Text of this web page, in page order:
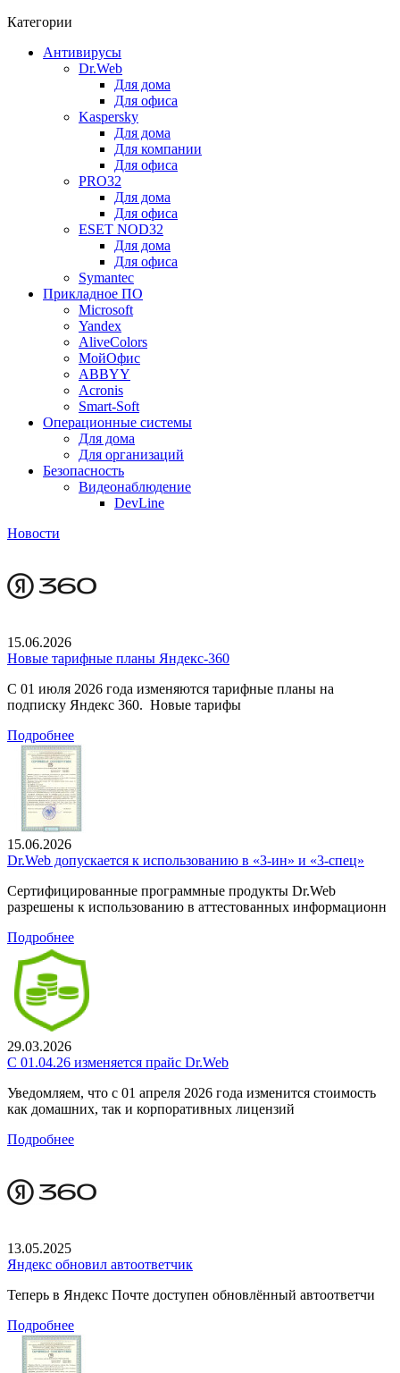
Категории
Антивирусы
Dr.Web
Для дома
Для офиса
Kaspersky
Для дома
Для компании
Для офиса
PRO32
Для дома
Для офиса
ESET NOD32
Для дома
Для офиса
Symantec
Прикладное ПО
Microsoft
Yandex
AliveColors
МойОфис
ABBYY
Acronis
Smart-Soft
Операционные системы
Для дома
Для организаций
Безопасность
Видеонаблюдение
DevLine
Новости
15.06.2026
Новые тарифные планы Яндекс-360
С 01 июля 2026 года изменяются тарифные планы на
подписку Яндекс 360. Новые тарифы
Подробнее
15.06.2026
Dr.Web допускается к использованию в «3-ин» и «3-спец»
Сертифицированные программные продукты Dr.Web
разрешены к использованию в аттестованных информационн
Подробнее
29.03.2026
С 01.04.26 изменяется прайс Dr.Web
Уведомляем, что с 01 апреля 2026 года изменится стоимость
как домашних, так и корпоративных лицензий
Подробнее
13.05.2025
Яндекс обновил автоответчик
Теперь в Яндекс Почте доступен обновлённый автоответчи
Подробнее